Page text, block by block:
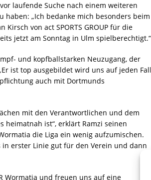
laufende Suche nach einem weiteren
„Ich bedanke mich besonders beim
von act SPORTS GROUP für die
jetzt am Sonntag in Ulm spielberechtigt.“
und kopfballstarken Neuzugang, der
ist top ausgebildet wird uns auf jeden Fall
auch mit Dortmunds
mit den Verantwortlichen und dem
heimatnah ist“, erklärt Ramzi seinen
die Liga ein wenig aufzumischen.
erster Linie gut für den Verein und dann
Wormatia und freuen uns auf eine